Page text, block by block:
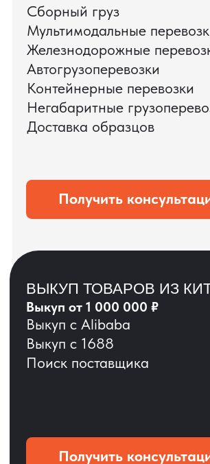
ДО ОПЛАТЫ?
ОСТАВЬТЕ ЗАЯВКУ
Мы вернёмся с расчётом и фото после
технической проверки
Оставить заявку